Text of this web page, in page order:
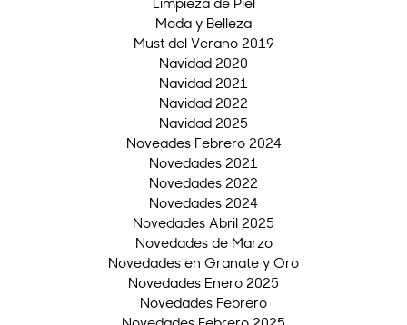
Moda y Belleza
Must del Verano 2019
Navidad 2020
Navidad 2021
Navidad 2022
Navidad 2025
Noveades Febrero 2024
Novedades 2021
Novedades 2022
Novedades 2024
Novedades Abril 2025
Novedades de Marzo
Novedades en Granate y Oro
Novedades Enero 2025
Novedades Febrero